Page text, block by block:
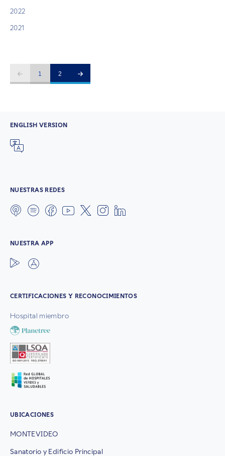
2022
2021
1 2
ENGLISH VERSION
NUESTRAS REDES
NUESTRA APP
CERTIFICACIONES Y RECONOCIMIENTOS
Hospital miembro
UBICACIONES
MONTEVIDEO
Sanatorio y Edificio Principal